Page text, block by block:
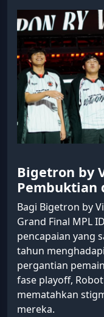
Bigetron by
Pembuktian
Bagi Bigetron by
Grand Final MPL
pencapaian yang
tahun
pergantian
fase playoff,
mematahkan
mereka.